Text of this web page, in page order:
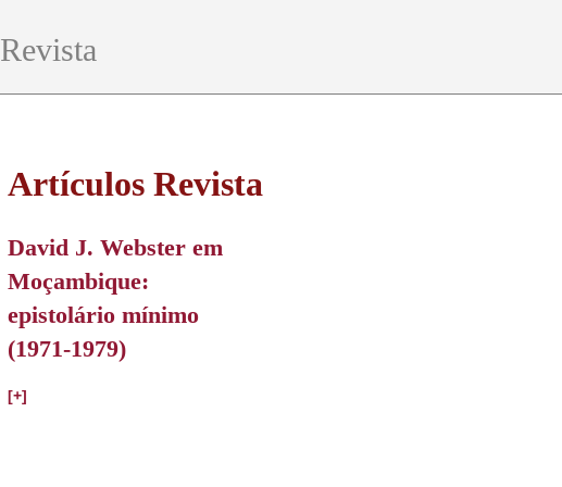
Revista
Artículos Revista
David J. Webster em
Moçambique:
epistolário mínimo
(1971-1979)
[+]